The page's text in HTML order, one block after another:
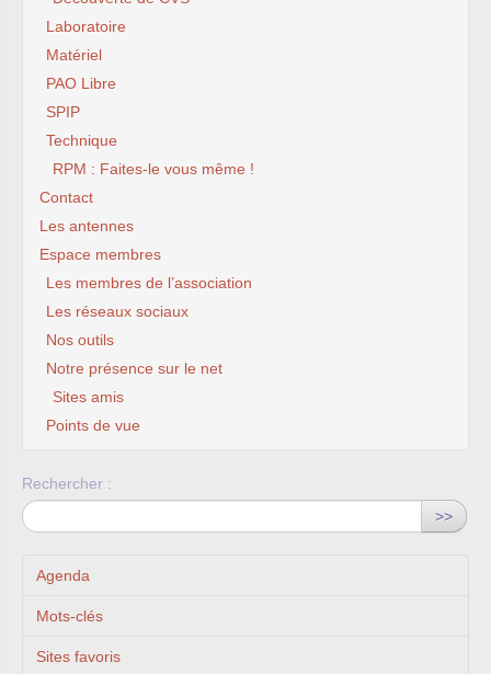
Laboratoire
Matériel
PAO Libre
SPIP
Technique
RPM : Faites-le vous même !
Contact
Les antennes
Espace membres
Les membres de l’association
Les réseaux sociaux
Nos outils
Notre présence sur le net
Sites amis
Points de vue
Rechercher :
>>
Agenda
Mots-clés
Sites favoris